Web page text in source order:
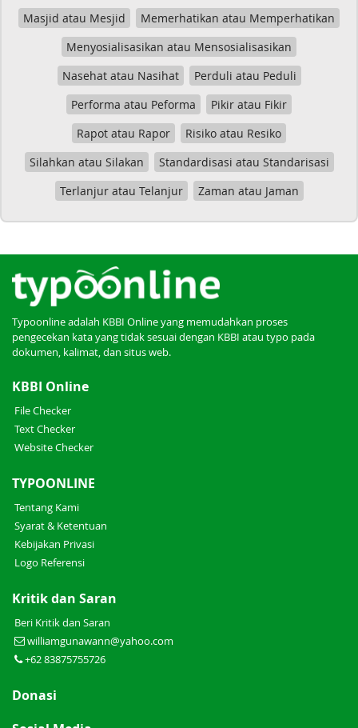
Masjid atau Mesjid
Memerhatikan atau Memperhatikan
Menyosialisasikan atau Mensosialisasikan
Nasehat atau Nasihat
Perduli atau Peduli
Performa atau Peforma
Pikir atau Fikir
Rapot atau Rapor
Risiko atau Resiko
Silahkan atau Silakan
Standardisasi atau Standarisasi
Terlanjur atau Telanjur
Zaman atau Jaman
Typoonline adalah KBBI Online yang memudahkan proses
pengecekan kata yang tidak sesuai dengan KBBI atau typo pada
dokumen, kalimat, dan situs web.
KBBI Online
File Checker
Text Checker
Website Checker
TYPOONLINE
Tentang Kami
Syarat & Ketentuan
Kebijakan Privasi
Logo Referensi
Kritik dan Saran
Beri Kritik dan Saran
williamgunawann@yahoo.com
+62 83875755726
Donasi